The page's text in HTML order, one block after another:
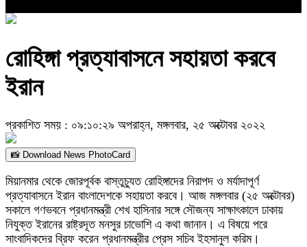
রোহিঙ্গা প্রত্যাবাসনে সহায়তা করবে
ইরান
প্রকাশিত সময় : ০৯:১০:২৯ অপরাহ্ন, মঙ্গলবার, ২৫ অক্টোবর ২০২২
📸 Download News PhotoCard
মিয়ানমার থেকে জোরপূর্বক বাস্তুচ্যুত রোহিঙ্গাদের নিরাপদ ও মর্যাদাপূর্ণ
প্রত্যাবাসনে ইরান বাংলাদেশকে সহায়তা করবে। আজ মঙ্গলবার (২৫ অক্টোবর)
সকালে গণভবনে প্রধানমন্ত্রী শেখ হাসিনার সঙ্গে সৌজন্য সাক্ষাৎকালে ঢাকায়
নিযুক্ত ইরানের রাষ্ট্রদূত মনসুর চাভোশি এ কথা জানান। এ বিষয়ে পরে
সাংবাদিকদের ব্রিফ করেন প্রধানমন্ত্রীর প্রেস সচিব ইহসানুল করিম।